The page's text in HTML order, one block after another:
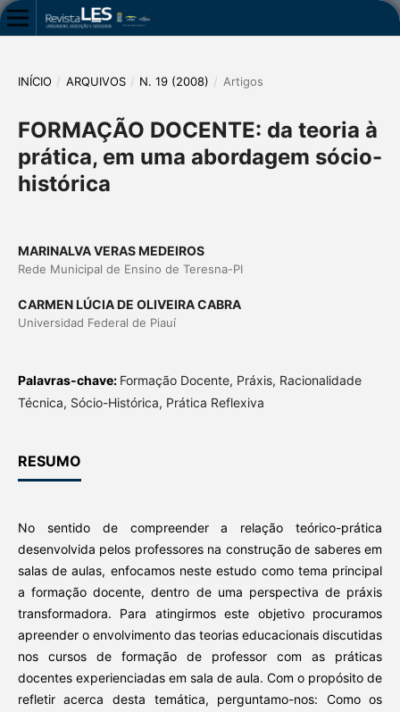
INÍCIO / ARQUIVOS / N. 19 (2008) / Artigos
FORMAÇÃO DOCENTE: da teoria à
prática, em uma abordagem sócio-
histórica
MARINALVA VERAS MEDEIROS
Rede Municipal de Ensino de Teresna-PI
CARMEN LÚCIA DE OLIVEIRA CABRA
Universidad Federal de Piauí
Palavras-chave: Formação Docente, Práxis, Racionalidade
Técnica, Sócio-Histórica, Prática Reflexiva
RESUMO
No sentido de compreender a relação teórico-prática
desenvolvida pelos professores na construção de saberes em
salas de aulas, enfocamos neste estudo como tema principal
a formação docente, dentro de uma perspectiva de práxis
transformadora. Para atingirmos este objetivo procuramos
apreender o envolvimento das teorias educacionais discutidas
nos cursos de formação de professor com as práticas
docentes experienciadas em sala de aula. Com o propósito de
refletir acerca desta temática, perguntamo-nos: Como os